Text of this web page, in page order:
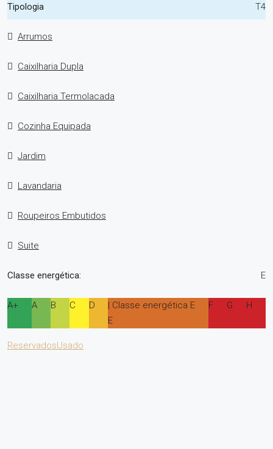
Tipologia T4
Arrumos
Caixilharia Dupla
Caixilharia Termolacada
Cozinha Equipada
Jardim
Lavandaria
Roupeiros Embutidos
Suite
Classe energética: E
A+ A B C D
| Classe energética E
E
F G H
ReservadosUsado